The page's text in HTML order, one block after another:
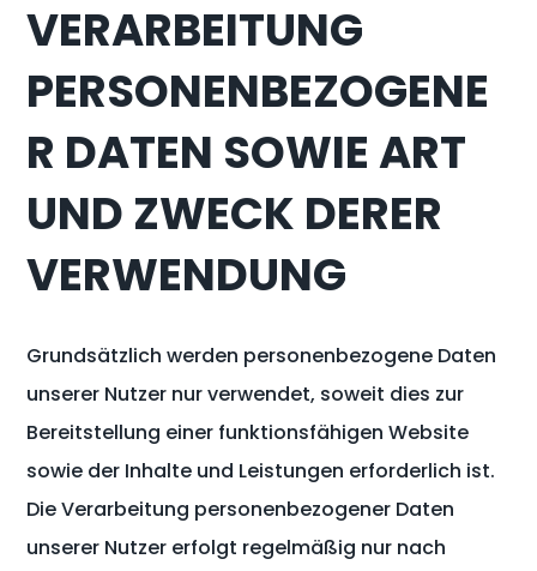
VERARBEITUNG
PERSONENBEZOGENE
R DATEN SOWIE ART
UND ZWECK DERER
VERWENDUNG
Grundsätzlich werden personenbezogene Daten
unserer Nutzer nur verwendet, soweit dies zur
Bereitstellung einer funktionsfähigen Website
sowie der Inhalte und Leistungen erforderlich ist.
Die Verarbeitung personenbezogener Daten
unserer Nutzer erfolgt regelmäßig nur nach